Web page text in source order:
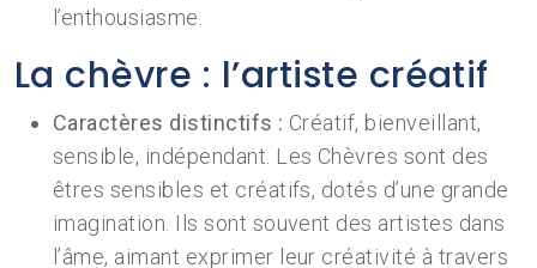
l’enthousiasme.
La chèvre : l’artiste créatif
Caractères distinctifs : Créatif, bienveillant,
sensible, indépendant. Les Chèvres sont des
êtres sensibles et créatifs, dotés d’une grande
imagination. Ils sont souvent des artistes dans
l’âme, aimant exprimer leur créativité à travers